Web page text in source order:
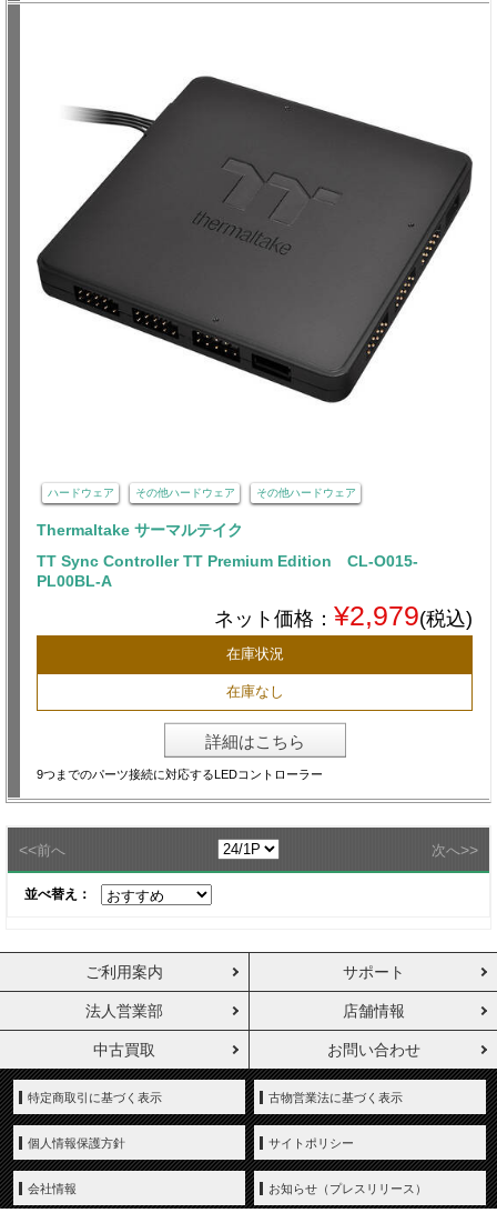
ハードウェア その他ハードウェア その他ハードウェア
Thermaltake サーマルテイク
TT Sync Controller TT Premium Edition CL-O015-
PL00BL-A
ネット価格： ¥2,979(税込)
在庫状況
在庫なし
詳細はこちら
9つまでのパーツ接続に対応するLEDコントローラー
<<前へ 次へ>>
並べ替え：
ご利用案内 サポート
法人営業部 店舗情報
中古買取 お問い合わせ
特定商取引に基づく表示 古物営業法に基づく表示
個人情報保護方針 サイトポリシー
会社情報 お知らせ（プレスリリース）